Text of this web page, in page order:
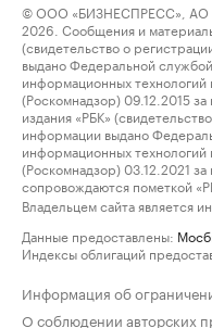
© ООО «БИЗНЕСПРЕСС», АО
2026. Сообщения и
(свидетельство о
выдано Федеральной
информационных
(Роскомнадзор) 09.12.2015
издания «РБК»
информации выдано
информационных
(Роскомнадзор) 03.12.2021
сопровождаются пометкой
Владельцем сайта является
Данные предоставлены:
Индексы облигаций
Информация об
О соблюдении авторских